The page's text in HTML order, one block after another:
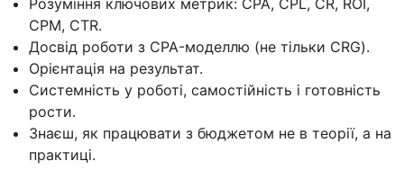
CPM, CTR.
Досвід роботи з CPA-моделлю (не тільки CRG).
Орієнтація на результат.
Системність у роботі, самостійність і готовність
рости.
Знаєш, як працювати з бюджетом не в теорії, а на
практиці.